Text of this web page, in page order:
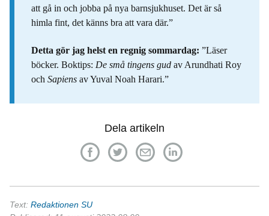
att gå in och jobba på nya barnsjukhuset. Det är så
himla fint, det känns bra att vara där.”
Detta gör jag helst en regnig sommardag: ”Läser
böcker. Boktips: De små tingens gud av Arundhati Roy
och Sapiens av Yuval Noah Harari.”
Dela artikeln
Text: Redaktionen SU